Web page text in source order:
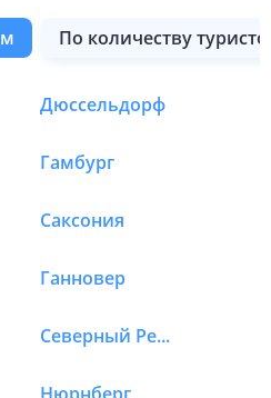
по количеству
Отели в Германии в
Дюссельдорф
Гамбург
Саксония
Ганновер
Северный Рейн-Вестфалия